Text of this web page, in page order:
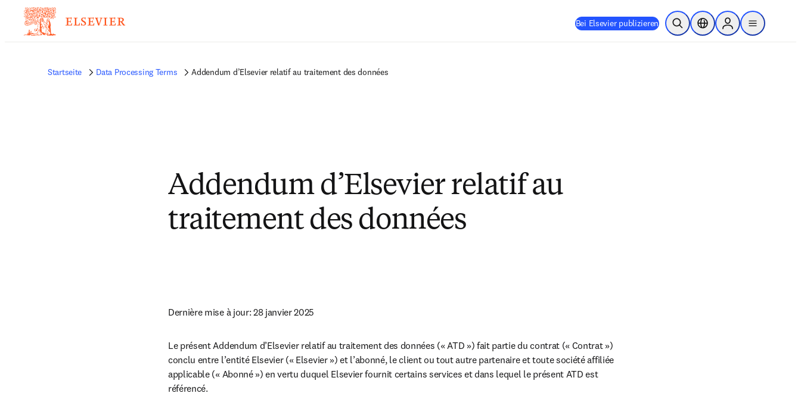
Bei Elsevier publizieren Suche öffnenStandortauswahl
Sign in to products
menu
Startseite Data Processing Terms Addendum d’Elsevier relatif au traitement des données
Addendum d’Elsevier relatif au
traitement des données
Dernière mise à jour: 28 janvier 2025
Le présent Addendum d’Elsevier relatif au traitement des données (« ATD ») fait partie du contrat (« Contrat »)
conclu entre l’entité Elsevier (« Elsevier ») et l’abonné, le client ou tout autre partenaire et toute société affiliée
applicable (« Abonné ») en vertu duquel Elsevier fournit certains services et dans lequel le présent ATD est
référencé.